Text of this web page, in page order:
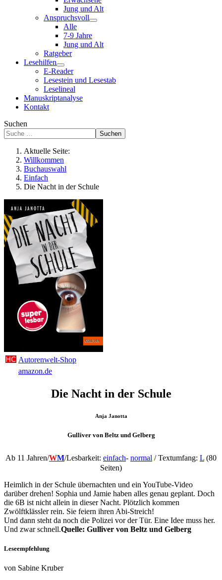
Jung und Alt
Anspruchsvoll
Alle
7-9 Jahre
Jung und Alt
Ratgeber
Lesehilfen
E-Reader
Lesestein und Lesestab
Leselineal
Manuskriptanalyse
Kontakt
Suchen
Suchen
Aktuelle Seite:
Willkommen
Buchauswahl
Einfach
Die Nacht in der Schule
Autorenwelt-Shop
amazon.de
Die Nacht in der Schule
Anja Janotta
Gulliver von Beltz und Gelberg
Ab 11 Jahren/WM/Lesbarkeit: einfach- normal / Textumfang: L (80
Seiten)
Heimlich in der Schule übernachten und ein YouTube-Video
darüber drehen! Sophia und Jamie haben alles genau geplant. Doch
die 6B ist nicht allein in dieser Nacht. Plötzlich kommen
Zwölftklässler rein. Sie feiern ihren Abi-Streich!
Und dann steht da noch die Polizei vor der Tür. Eine Idee muss her.
Und zwar schnell.Quelle: Gulliver von Beltz und Gelberg
Leseempfehlung
von Sabine Kruber